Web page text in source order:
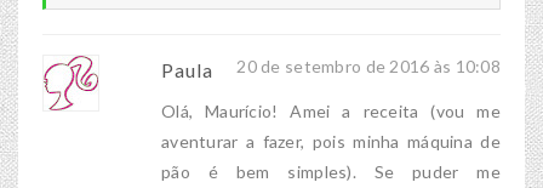
Paula 20 de setembro de 2016 às 10:08
Olá, Maurício! Amei a receita (vou me
aventurar a fazer, pois minha máquina de
pão é bem simples). Se puder me